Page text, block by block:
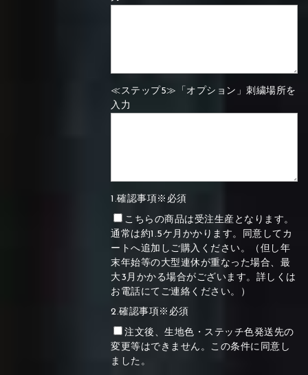
≪ステップ5≫「オプション」刺繍場所を
入力
1.確認事項※必須
こちらの商品は受注生産となります。
通常は約1.5ケ月かかります。同意してカ
ートへ追加しご購入ください。（但し年
末年始等の大型連休が重なった場合、最
大3月かかる場合がございます。詳しくは
お電話にてご連絡ください。）
2.確認事項※必須
注文後、生地色・ステッチ色発送先の
変更等はできません。この条件に同意し
ました。